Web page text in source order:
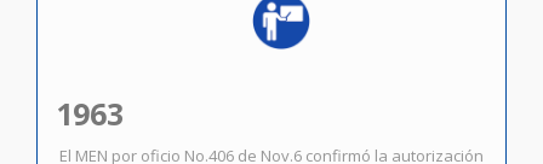
1963
El MEN por oficio No.406 de Nov.6 confirmó la autorización